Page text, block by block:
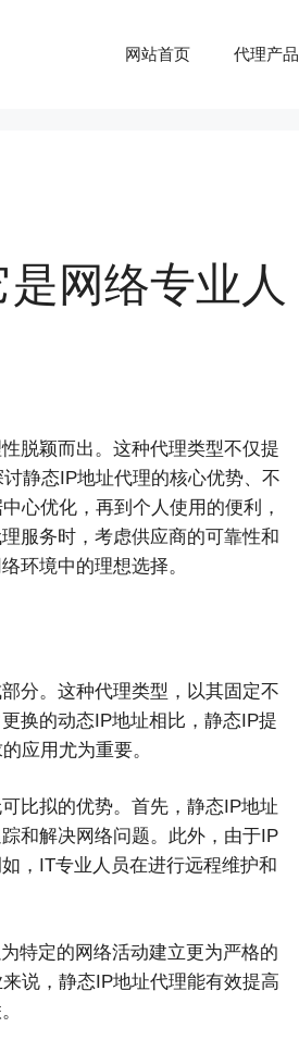
网站首页 代理产品
网络专业人
脱颖而出。这种代理类型不仅提
静态IP地址代理的核心优势、不
心优化，再到个人使用的便利，
服务时，考虑供应商的可靠性和
环境中的理想选择。
分。这种代理类型，以其固定不
换的动态IP地址相比，静态IP提
应用尤为重要。
比拟的优势。首先，静态IP地址
和解决网络问题。此外，由于IP
，IT专业人员在进行远程维护和
特定的网络活动建立更为严格的
说，静态IP地址代理能有效提高